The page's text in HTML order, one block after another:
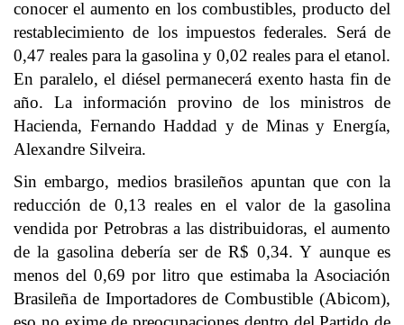
conocer el aumento en los combustibles, producto del
restablecimiento de los impuestos federales. Será de
0,47 reales para la gasolina y 0,02 reales para el etanol.
En paralelo, el diésel permanecerá exento hasta fin de
año. La información provino de los ministros de
Hacienda, Fernando Haddad y de Minas y Energía,
Alexandre Silveira.
Sin embargo, medios brasileños apuntan que con la
reducción de 0,13 reales en el valor de la gasolina
vendida por Petrobras a las distribuidoras, el aumento
de la gasolina debería ser de R$ 0,34. Y aunque es
menos del 0,69 por litro que estimaba la Asociación
Brasileña de Importadores de Combustible (Abicom),